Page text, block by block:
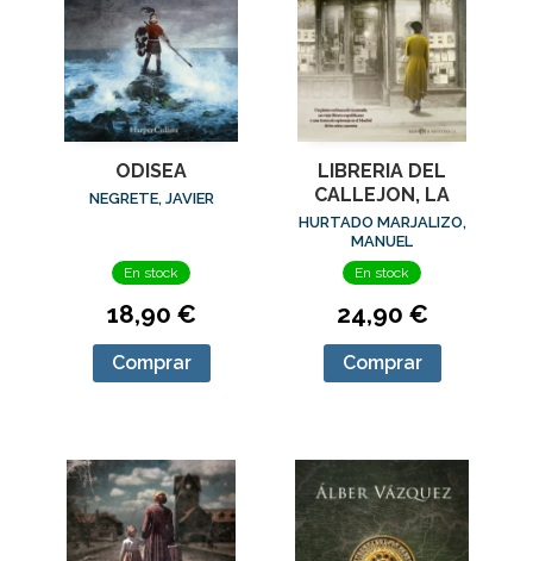
ODISEA
NEGRETE, JAVIER
En stock
18,90 €
Comprar
LIBRERIA DEL
CALLEJON, LA
HURTADO MARJALIZO,
MANUEL
En stock
24,90 €
Comprar